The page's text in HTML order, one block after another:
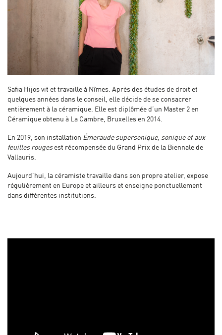
Safia Hijos vit et travaille à Nîmes. Après des études de droit et
quelques années dans le conseil, elle décide de se consacrer
entièrement à la céramique. Elle est diplômée d’un Master 2 en
Céramique obtenu à La Cambre, Bruxelles en 2014.
En 2019, son installation Émeraude supersonique, sonique et aux
feuilles rouges est récompensée du Grand Prix de la Biennale de
Vallauris.
Aujourd’hui, la céramiste travaille dans son propre atelier, expose
régulièrement en Europe et ailleurs et enseigne ponctuellement
dans différentes institutions.